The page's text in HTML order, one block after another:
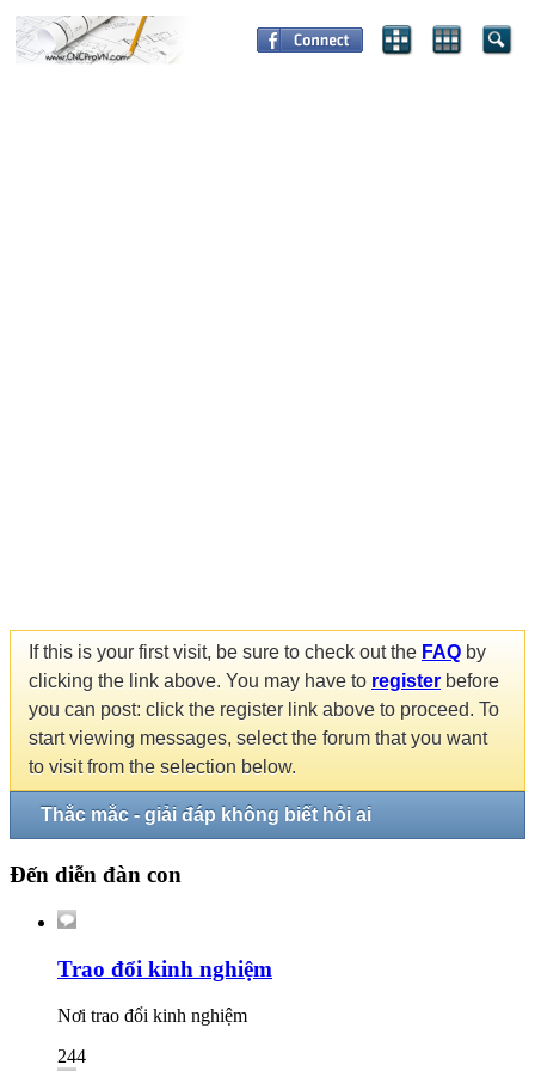
If this is your first visit, be sure to check out the FAQ by
clicking the link above. You may have to register before
you can post: click the register link above to proceed. To
start viewing messages, select the forum that you want
to visit from the selection below.
Thắc mắc - giải đáp không biết hỏi ai
Đến diễn đàn con
Trao đổi kinh nghiệm
Nơi trao đổi kinh nghiệm
244